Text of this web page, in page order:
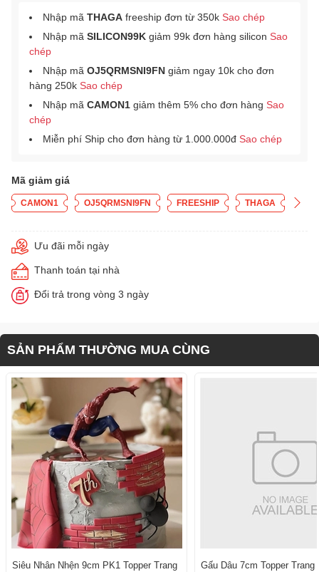
Nhập mã THAGA freeship đơn từ 350k Sao chép
Nhập mã SILICON99K giảm 99k đơn hàng silicon Sao
chép
Nhập mã OJ5QRMSNI9FN giảm ngay 10k cho đơn
hàng 250k Sao chép
Nhập mã CAMON1 giảm thêm 5% cho đơn hàng Sao
chép
Miễn phí Ship cho đơn hàng từ 1.000.000đ Sao chép
Mã giảm giá
CAMON1 OJ5QRMSNI9FN FREESHIP THAGA
Ưu đãi mỗi ngày
Thanh toán tại nhà
Đổi trả trong vòng 3 ngày
SẢN PHẨM THƯỜNG MUA CÙNG
Siêu Nhân Nhện 9cm PK1 Topper Trang Gấu Dâu 7cm Topper Trang